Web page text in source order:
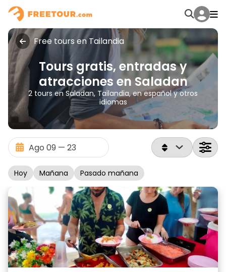
Free tours en Tailandia
Tours gratis, entradas y
atracciones en Saladan
2 tours en Saladan, Tailandia, en español y otros
idiomas
Hoy Mañana Pasado mañana